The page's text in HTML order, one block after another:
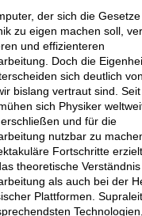
der sich die
zu eigen machen soll,
und effizienteren
Doch die
sich deutlich
bislang vertraut sind.
sich Physiker
und für die
nutzbar zu
Fortschritte
theoretische
als auch bei der
Plattformen.